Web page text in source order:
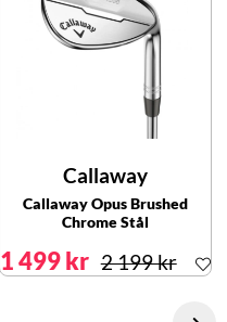
Callaway
Callaway Opus Brushed
Chrome Stål
1 499 kr 2 199 kr